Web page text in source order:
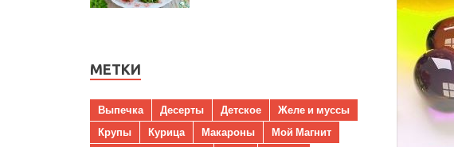
МЕТКИ
Выпечка Десерты Детское
Желе и муссы
Крупы
Курица Макароны
Мой Магнит